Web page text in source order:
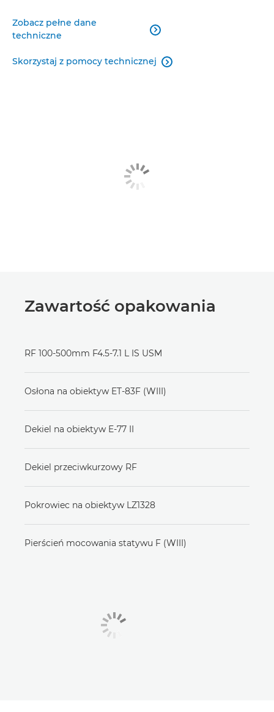
Zobacz pełne dane
techniczne

Skorzystaj z pomocy technicznej 
Zawartość opakowania
RF 100-500mm F4.5-7.1 L IS USM
Osłona na obiektyw ET-83F (WIII)
Dekiel na obiektyw E-77 II
Dekiel przeciwkurzowy RF
Pokrowiec na obiektyw LZ1328
Pierścień mocowania statywu F (WIII)